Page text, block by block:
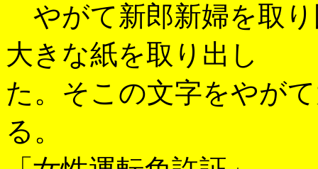
やがて新郎新婦を取
大きな紙を取り出し
た。そこの文字をやが
る。